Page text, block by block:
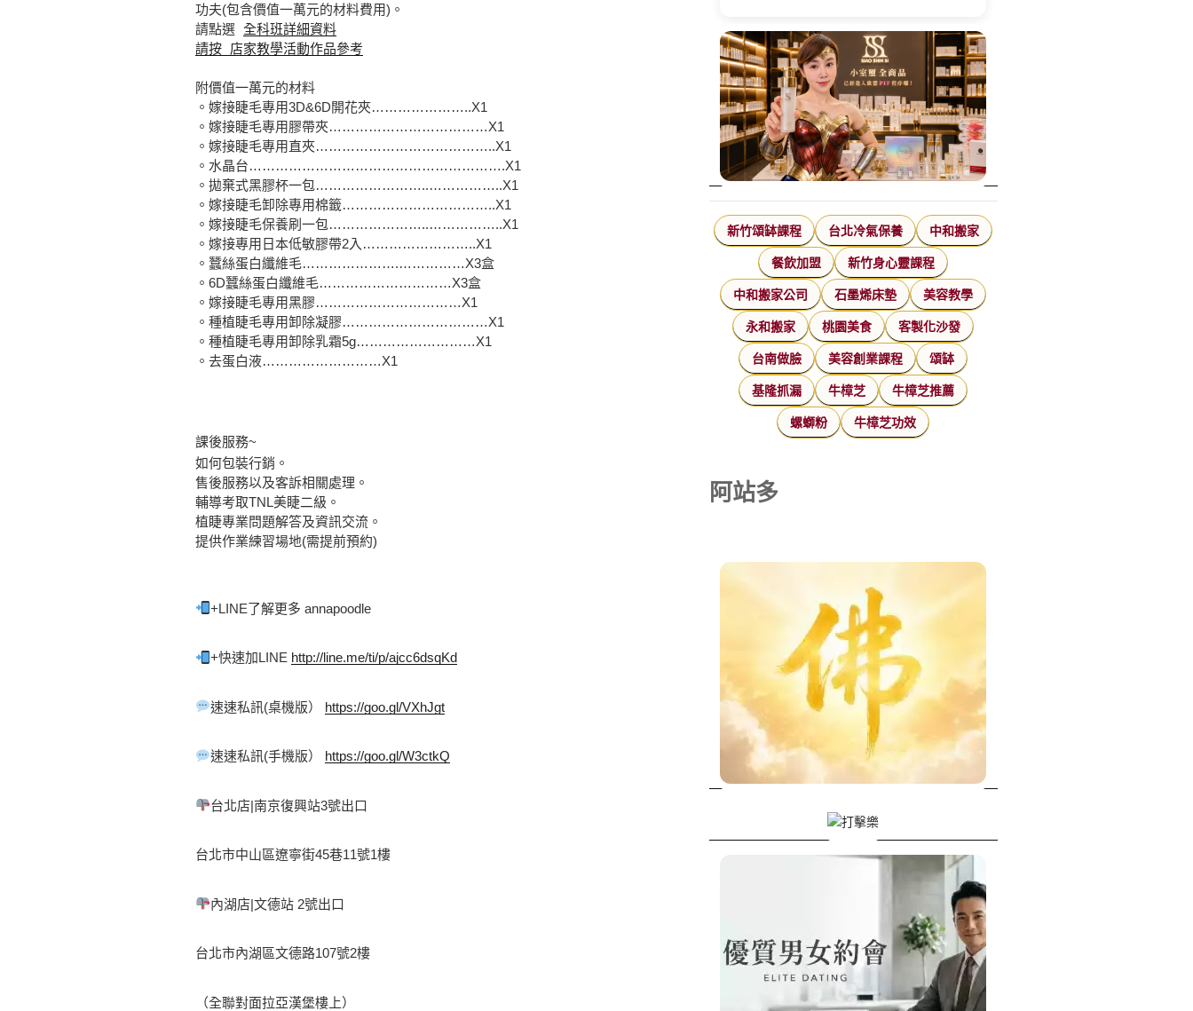
功夫(包含價值一萬元的材料費用)。
請點選 全科班詳細資料
請按 店家教學活動作品參考
附價值一萬元的材料
。嫁接睫毛專用3D&6D開花夾…………………..X1
。嫁接睫毛專用膠帶夾………………………………X1
。嫁接睫毛專用直夾…………………………………..X1
。水晶台………………………………………………….X1
。拋棄式黑膠杯一包……………………..……………..X1
。嫁接睫毛卸除專用棉籤……………………………..X1
。嫁接睫毛保養刷一包…………………..……………..X1
。嫁接專用日本低敏膠帶2入……………………..X1
。蠶絲蛋白纖維毛………………….……………X3盒
。6D蠶絲蛋白纖維毛…………………………X3盒
。嫁接睫毛專用黑膠……………………………X1
。種植睫毛專用卸除凝膠……………………………X1
。種植睫毛專用卸除乳霜5g………………………X1
。去蛋白液………………………X1
課後服務~
如何包裝行銷。
售後服務以及客訴相關處理。
輔導考取TNL美睫二級。
植睫專業問題解答及資訊交流。
提供作業練習場地(需提前預約)
+LINE了解更多 annapoodle
+快速加LINE http://line.me/ti/p/ajcc6dsqKd
速速私訊(桌機版） https://goo.gl/VXhJgt
速速私訊(手機版） https://goo.gl/W3ctkQ
台北店|南京復興站3號出口
台北市中山區遼寧街45巷11號1樓
內湖店|文德站 2號出口
台北市內湖區文德路107號2樓
（全聯對面拉亞漢堡樓上）
新竹頌缽課程 台北冷氣保養 中和搬家
餐飲加盟 新竹身心靈課程
中和搬家公司 石墨烯床墊 美容教學
永和搬家 桃園美食 客製化沙發
台南做臉 美容創業課程 頌缽
基隆抓漏 牛樟芝 牛樟芝推薦
螺螄粉 牛樟芝功效
阿站多